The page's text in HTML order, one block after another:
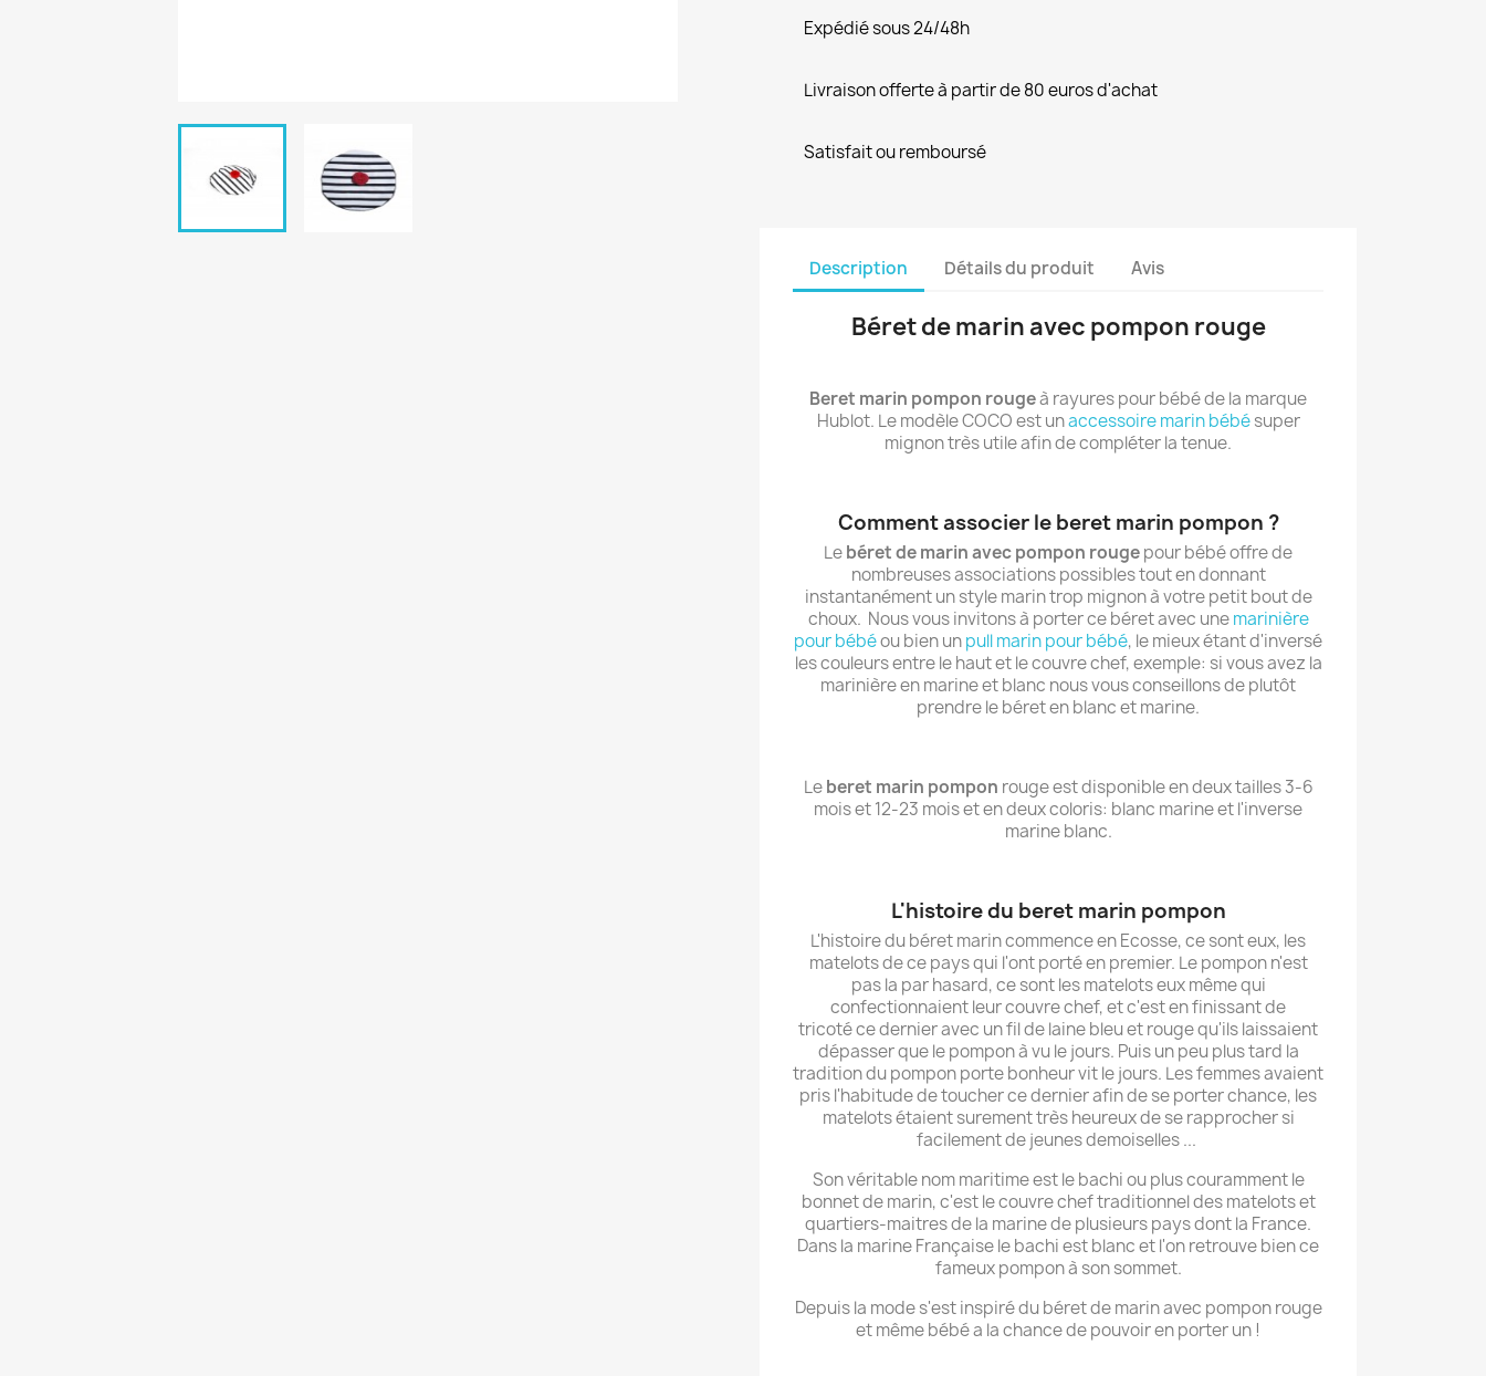
Expédié sous 24/48h
Livraison offerte à partir de 80 euros d'achat
Satisfait ou remboursé
Description Détails du produit Avis
Béret de marin avec pompon rouge
Beret marin pompon rougeà rayures pour bébé de la marque
Hublot. Le modèle COCO est unaccessoire marin bébésuper
mignon très utile afin de compléter la tenue.
Comment associer le beret marin pompon ?
Lebéret de marin avec pompon rougepour bébé offre de
nombreuses associations possibles tout en donnant
instantanément un style marin trop mignon à votre petit bout de
choux. Nous vous invitons à porter ce béret avec unemarinière
pour bébéou bien unpull marin pour bébé, le mieux étant d'inversé
les couleurs entre le haut et le couvre chef, exemple: si vous avez la
marinière en marine et blanc nous vous conseillons de plutôt
prendre le béret en blanc et marine.
Leberet marin pompon rouge est disponible en deux tailles 3-6
mois et 12-23 mois et en deux coloris: blanc marine et l'inverse
marine blanc.
L'histoire du beret marin pompon
L'histoire du béret marin commence en Ecosse, ce sont eux, les
matelots de ce pays qui l'ont porté en premier. Le pompon n'est
pas la par hasard, ce sont les matelots eux même qui
confectionnaient leur couvre chef, et c'est en finissant de
tricoté ce dernier avec un fil de laine bleu et rouge qu'ils laissaient
dépasser que le pompon à vu le jours. Puis un peu plus tard la
tradition du pompon porte bonheur vit le jours. Les femmes avaient
pris l'habitude de toucher ce dernier afin de se porter chance, les
matelots étaient surement très heureux de se rapprocher si
facilement de jeunes demoiselles ...
Son véritable nom maritime est le bachi ou plus couramment le
bonnet de marin, c'est le couvre chef traditionnel des matelots et
quartiers-maitres de la marine de plusieurs pays dont la France.
Dans la marine Française le bachi est blanc et l'on retrouve bien ce
fameux pompon à son sommet.
Depuis la mode s'est inspiré du béret de marin avec pompon rouge
et même bébé a la chance de pouvoir en porter un !